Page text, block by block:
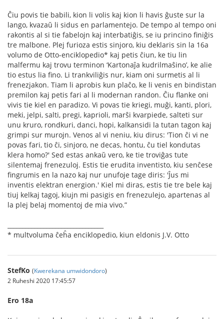
Ĉiu povis tie babili, kion li volis kaj kion li havis ĝuste sur la
lango, kvazaŭ li sidus en parlamentejo. De tempo al tempo oni
rakontis al si tie fabelojn kaj interbatiĝis, se iu princino ﬁniĝis
tre malbone. Plej furioza estis sinjoro, kiu deklaris sin la 16a
volumo de Otto-enciklopedio* kaj petis ĉiun, ke tiu lin
malfermu kaj trovu terminon ‘Kartonaĵa kudrilmaŝino’, ke alie
tio estus lia ﬁno. Li trankviliĝis nur, kiam oni surmetis al li
frenezjakon. Tiam li aprobis kun plaĉo, ke li venis en bindistan
premilon kaj petis fari al li modernan randon. Ĉiu flanke oni
vivis tie kiel en paradizo. Vi povas tie kriegi, muĝi, kanti, plori,
meki, jelpi, salti, pregi, kaprioli, marŝi kvarpiede, salteti sur
unu kruro, rondkuri, danci, hopi, kalkansidi la tutan tagon kaj
grimpi sur murojn. Venos al vi neniu, kiu dirus: 'Tion ĉi vi ne
povas fari, tio ĉi, sinjoro, ne decas, hontu, ĉu tiel kondutas
klera homo?' Sed estas ankaŭ vero, ke tie troviĝas tute
silentemaj frenezuloj. Estis tie erudita inventisto, kiu senĉese
ﬁngrumis en la nazo kaj nur unufoje tage diris: 'Ĵus mi
inventis elektran energion.' Kiel mi diras, estis tie tre bele kaj
tiuj kelkaj tagoj, kiujn mi pasigis en frenezulejo, apartenas al
la plej belaj momentoj de mia vivo.”
* multvoluma ĉeĥa enciklopedio, kiun eldonis J.V. Otto
StefKo (Kwerekana umwidondoro)
2 Ruheshi 2020 17:45:57
Ero 18a